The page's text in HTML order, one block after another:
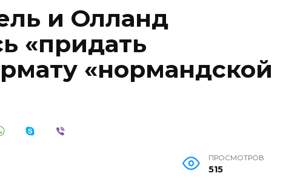
и Олланд
«придать
«нормандской
ПРОСМОТРОВ
515